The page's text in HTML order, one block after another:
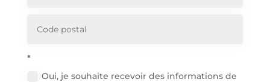
*
Oui, je souhaite recevoir des informations de